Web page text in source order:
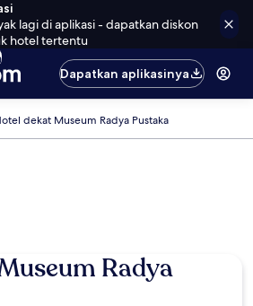
lagi di aplikasi - dapatkan diskon
hotel tertentu
Dapatkan aplikasinya
dekat Museum Radya Pustaka
Radya